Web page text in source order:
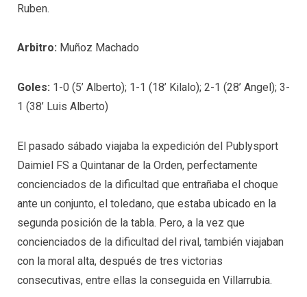
Ruben.
Arbitro: Muñoz Machado
Goles: 1-0 (5’ Alberto); 1-1 (18’ Kilalo); 2-1 (28’ Angel); 3-
1 (38’ Luis Alberto)
El pasado sábado viajaba la expedición del Publysport
Daimiel FS a Quintanar de la Orden, perfectamente
concienciados de la dificultad que entrañaba el choque
ante un conjunto, el toledano, que estaba ubicado en la
segunda posición de la tabla. Pero, a la vez que
concienciados de la dificultad del rival, también viajaban
con la moral alta, después de tres victorias
consecutivas, entre ellas la conseguida en Villarrubia.